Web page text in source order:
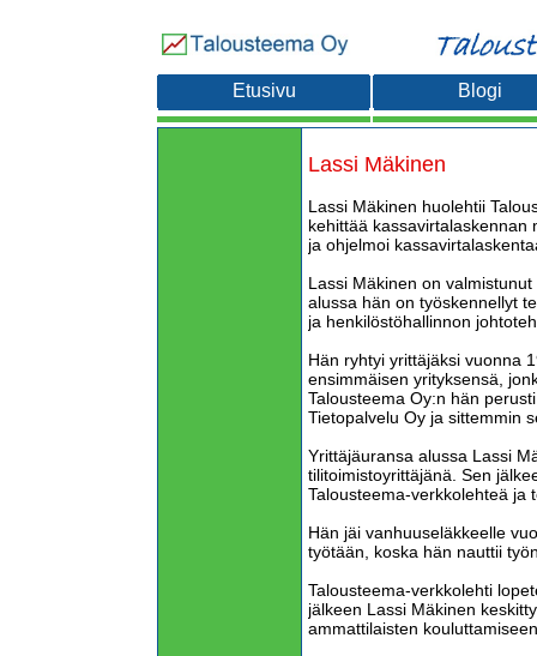
Etusivu Blogi
Lassi Mäkinen
Lassi Mäkinen huolehtii
kehittää kassavirtalaskennan
ja ohjelmoi
Lassi Mäkinen on
alussa hän on työskennellyt
ja henkilöstöhallinnon
Hän ryhtyi yrittäjäksi vuonna
ensimmäisen yrityksensä,
Talousteema Oy:n hän
Tietopalvelu Oy ja sittemmin
Yrittäjäuransa alussa Lassi
tilitoimistoyrittäjänä. Sen
Talousteema-verkkolehteä ja
Hän jäi vanhuuseläkkeelle
työtään, koska hän nauttii
Talousteema-verkkolehti
jälkeen Lassi Mäkinen
ammattilaisten